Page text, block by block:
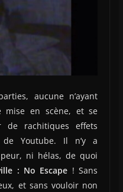
aucune n’ayant
mise en scène, et se
de rachitiques effets
Youtube. Il n’y a
ni hélas, de quoi
: No Escape ! Sans
et sans vouloir non